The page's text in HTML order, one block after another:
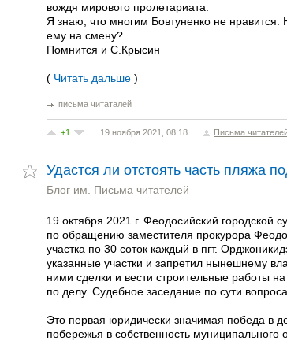
вождя мирового пролетариата.
Я знаю, что многим Бовтуненко не нравится.
ему на смену?
Помнится и С.Крысин
( Читать дальше )
письма читаталей
+1 19 ноября 2021, 08:18 Письма
Удастся ли отстоять часть пляжа
Блог им. Письма читателей
19 октября 2021 г. Феодосийский
по обращению заместителя прокурора
участка по 30 соток каждый в пгт.
указанные участки и запретил нынешнему
ними сделки и вести строительные работы
по делу. Судебное заседание по сути
Это первая юридически значимая победа в
побережья в собственность